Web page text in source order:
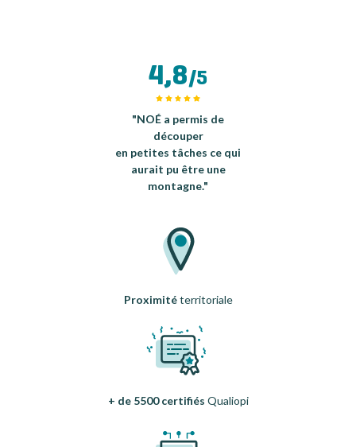
+ de 5500 certifiés Qualiopi
4,8/5
"NOÉ a permis de
découper
en petites tâches ce qui
aurait pu être une
montagne."
Proximitéterritoriale